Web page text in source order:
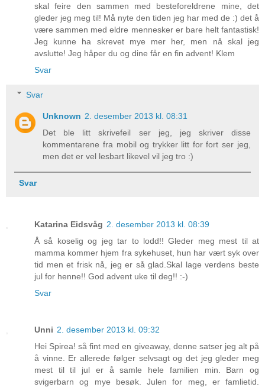
skal feire den sammen med besteforeldrene mine, det
gleder jeg meg til! Må nyte den tiden jeg har med de :) det å
være sammen med eldre mennesker er bare helt fantastisk!
Jeg kunne ha skrevet mye mer her, men nå skal jeg
avslutte! Jeg håper du og dine får en fin advent! Klem
Svar
Svar
Unknown 2. desember 2013 kl. 08:31
Det ble litt skrivefeil ser jeg, jeg skriver disse
kommentarene fra mobil og trykker litt for fort ser jeg,
men det er vel lesbart likevel vil jeg tro :)
Svar
Katarina Eidsvåg 2. desember 2013 kl. 08:39
Å så koselig og jeg tar to lodd!! Gleder meg mest til at
mamma kommer hjem fra sykehuset, hun har vært syk over
tid men et frisk nå, jeg er så glad.Skal lage verdens beste
jul for henne!! God advent uke til deg!! :-)
Svar
Unni 2. desember 2013 kl. 09:32
Hei Spirea! så fint med en giveaway, denne satser jeg alt på
å vinne. Er allerede følger selvsagt og det jeg gleder meg
mest til til jul er å samle hele familien min. Barn og
svigerbarn og mye besøk. Julen for meg, er famlietid.